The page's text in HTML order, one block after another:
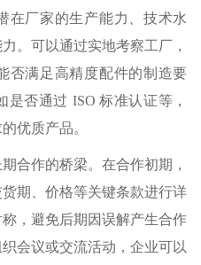
在厂家的生产能力、技术水
。可以通过实地考察工厂，
否满足高精度配件的制造要
否通过 ISO 标准认证等，
优质产品。
合作的桥梁。在合作初期，
期、价格等关键条款进行详
，避免后期因误解产生合作
会议或交流活动，企业可以